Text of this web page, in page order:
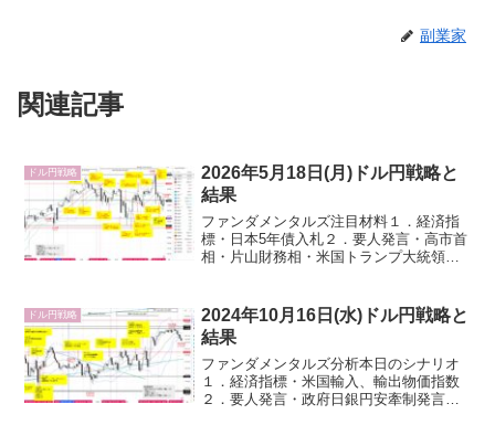
副業家
関連記事
ドル円戦略
2026年5月18日(月)ドル円戦略と
結果
ファンダメンタルズ注目材料１．経済指
標・日本5年債入札２．要人発言・高市首
相・片山財務相・米国トランプ大統領・
（米・イスラエル/イラン、日/中、ウクラ
イナ...
ドル円戦略
2024年10月16日(水)ドル円戦略と
結果
ファンダメンタルズ分析本日のシナリオ
１．経済指標・米国輸入、輸出物価指数
２．要人発言・政府日銀円安牽制発言・